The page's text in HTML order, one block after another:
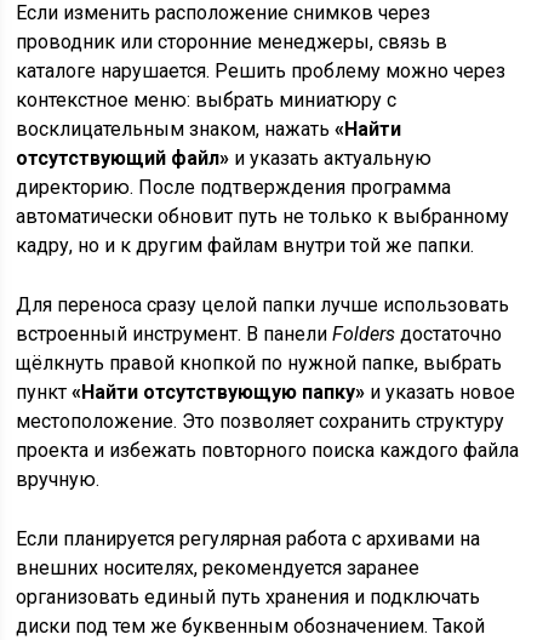
Если изменить расположение снимков через
проводник или сторонние менеджеры, связь в
каталоге нарушается. Решить проблему можно через
контекстное меню: выбрать миниатюру с
восклицательным знаком, нажать«Найти
отсутствующий файл» и указать актуальную
директорию. После подтверждения программа
автоматически обновит путь не только к выбранному
кадру, но и к другим файлам внутри той же папки.
Для переноса сразу целой папки лучше использовать
встроенный инструмент. В панелиFolders достаточно
щёлкнуть правой кнопкой по нужной папке, выбрать
пункт«Найти отсутствующую папку» и указать новое
местоположение. Это позволяет сохранить структуру
проекта и избежать повторного поиска каждого файла
вручную.
Если планируется регулярная работа с архивами на
внешних носителях, рекомендуется заранее
организовать единый путь хранения и подключать
диски под тем же буквенным обозначением. Такой